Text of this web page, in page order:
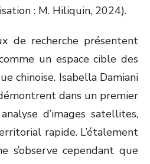
: M. Hiliquin, 2024).
de recherche présentent
un espace cible des
chinoise. Isabella Damiani
dans un premier
d’images satellites,
rapide. L’étalement
s’observe cependant que